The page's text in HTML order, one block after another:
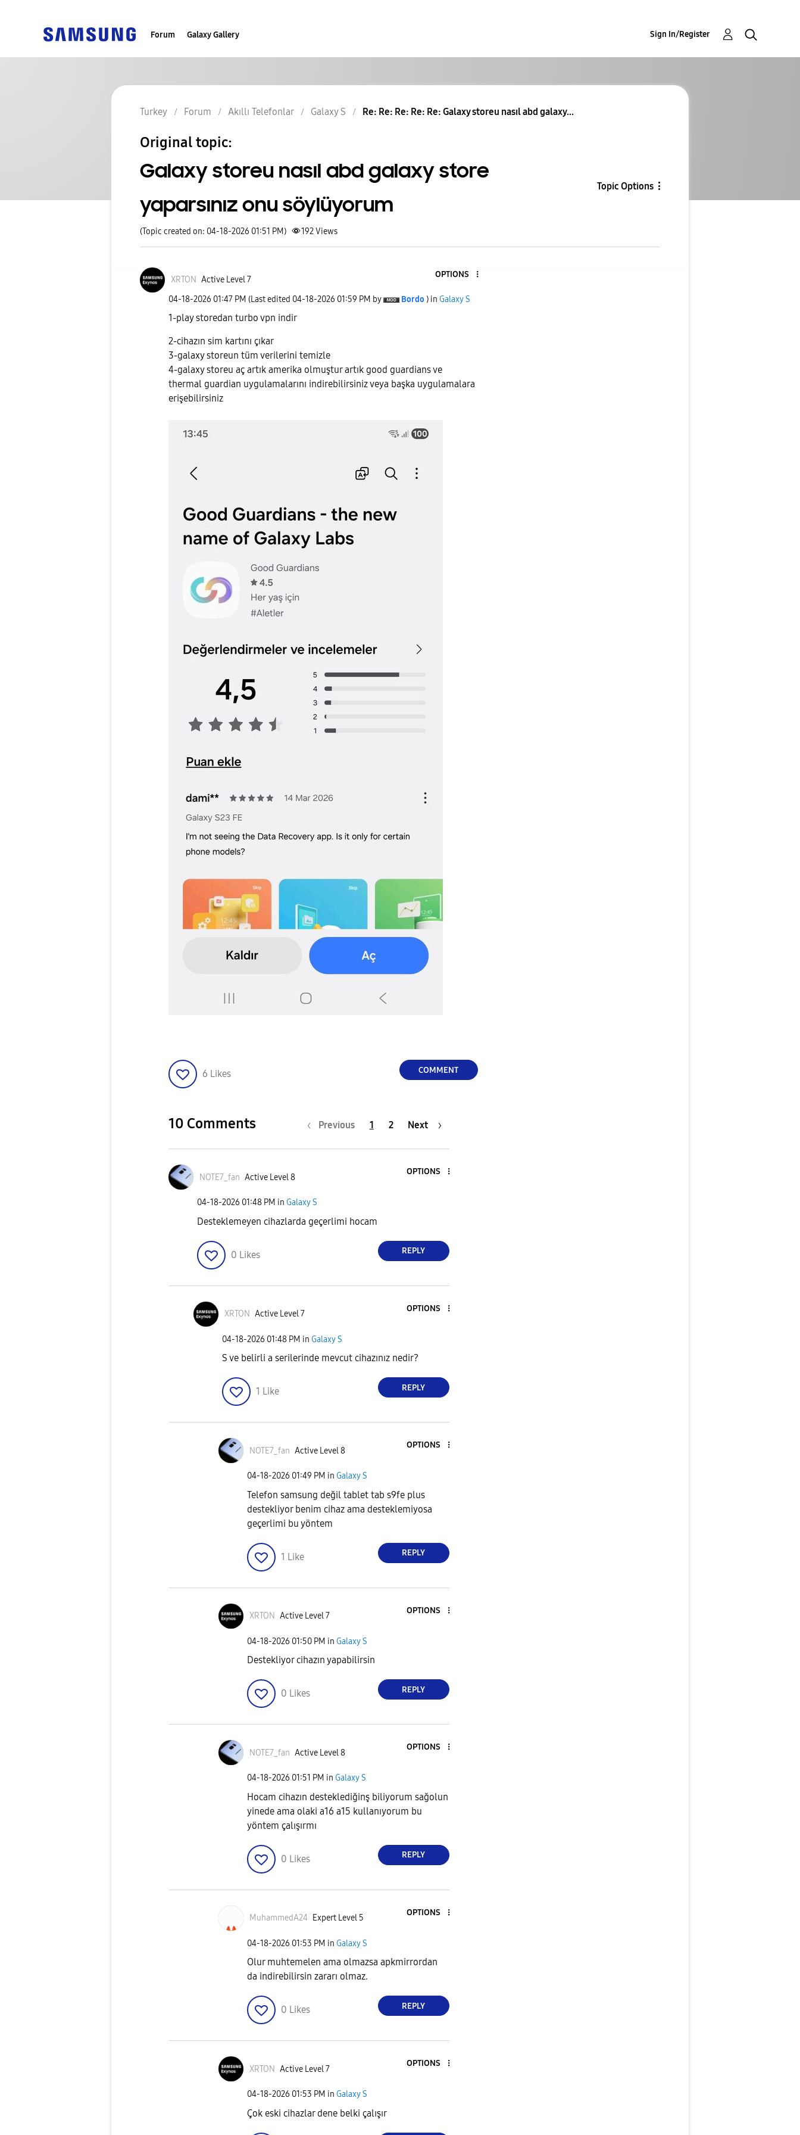
Forum Galaxy Gallery Sign In/Register
Turkey Forum Akıllı Telefonlar Galaxy S Re: Re: Re: Re: Re: Galaxy storeu nasıl abd galaxy...
Original topic:
Galaxy storeu nasıl abd galaxy store
yaparsınız onu söylüyorum
Topic Options
(Topic created on: 04-18-2026 01:51 PM) 192Views
XRTON Active Level 7
OPTIONS
‎04-18-2026 01:47 PM (Last edited ‎04-18-2026 01:59 PM by Bordo ) in Galaxy S
1-play storedan turbo vpn indir
2-cihazın sim kartını çıkar
3-galaxy storeun tüm verilerini temizle
4-galaxy storeu aç artık amerika olmuştur artık good guardians ve
thermal guardian uygulamalarını indirebilirsiniz veya başka uygulamalara
erişebilirsiniz
6 Likes COMMENT
10 Comments Previous 1 2 Next
NOTE7_fan Active Level 8
OPTIONS
‎04-18-2026 01:48 PM in Galaxy S
Desteklemeyen cihazlarda geçerlimi hocam
0 Likes REPLY
XRTON Active Level 7
OPTIONS
‎04-18-2026 01:48 PM in Galaxy S
S ve belirli a serilerinde mevcut cihazınız nedir?
1 Like REPLY
NOTE7_fan Active Level 8
OPTIONS
‎04-18-2026 01:49 PM in Galaxy S
Telefon samsung değil tablet tab s9fe plus
destekliyor benim cihaz ama desteklemiyosa
geçerlimi bu yöntem
1 Like REPLY
XRTON Active Level 7
OPTIONS
‎04-18-2026 01:50 PM in Galaxy S
Destekliyor cihazın yapabilirsin
0 Likes REPLY
NOTE7_fan Active Level 8
OPTIONS
‎04-18-2026 01:51 PM in Galaxy S
Hocam cihazın desteklediğinş biliyorum sağolun
yinede ama olaki a16 a15 kullanıyorum bu
yöntem çalışırmı
0 Likes REPLY
MuhammedA24 Expert Level 5
OPTIONS
‎04-18-2026 01:53 PM in Galaxy S
Olur muhtemelen ama olmazsa apkmirrordan
da indirebilirsin zararı olmaz.
0 Likes REPLY
XRTON Active Level 7
OPTIONS
‎04-18-2026 01:53 PM in Galaxy S
Çok eski cihazlar dene belki çalışır